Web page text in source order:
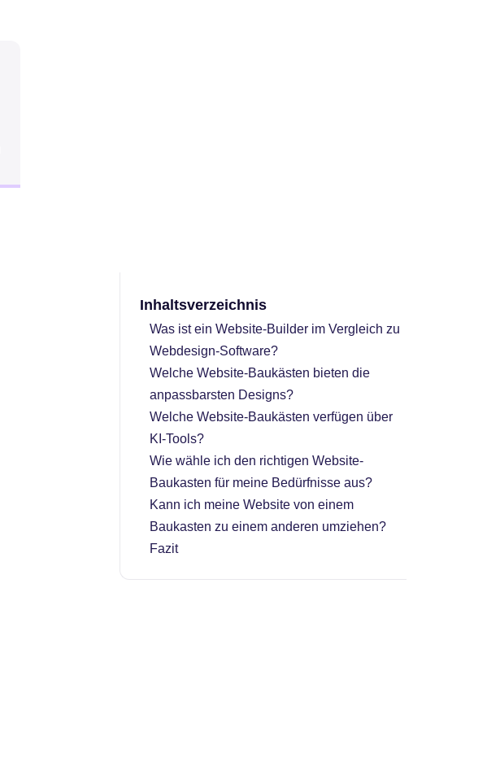
Inhaltsverzeichnis
Was ist ein Website-Builder im Vergleich zu
Webdesign-Software?
Welche Website-Baukästen bieten die
anpassbarsten Designs?
Welche Website-Baukästen verfügen über
KI-Tools?
Wie wähle ich den richtigen Website-
Baukasten für meine Bedürfnisse aus?
Kann ich meine Website von einem
Baukasten zu einem anderen umziehen?
Fazit